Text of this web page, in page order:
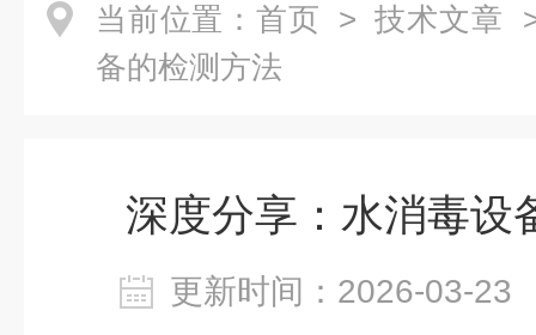
当前位置： 首页 > 技术文章
备的检测方法
深度分享：水消毒设
更新时间：2026-03-